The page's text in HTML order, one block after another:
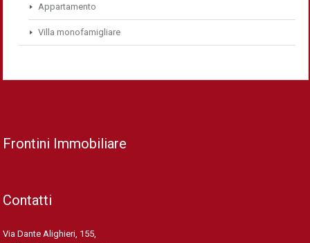
Appartamento
Villa monofamigliare
Frontini Immobiliare
Contatti
Via Dante Alighieri, 155,